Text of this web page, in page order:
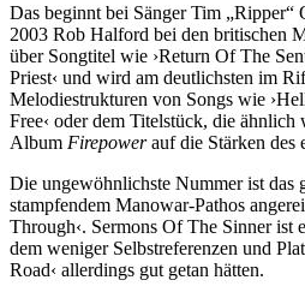
Das beginnt bei Sänger Tim „Ripper“
2003 Rob Halford bei den britischen
über Songtitel wie ›Return Of The
Priest‹ und wird am deutlichsten im
Melodiestrukturen von Songs wie
Free‹ oder dem Titelstück, die ähnlich
Album Firepowerauf die Stärken des
Die ungewöhnlichste Nummer ist das
stampfendem Manowar-Pathos
Through‹. Sermons Of The Sinner ist
dem weniger Selbstreferenzen und
Road‹ allerdings gut getan hätten.